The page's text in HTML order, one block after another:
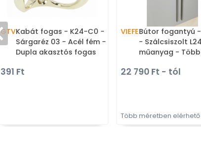
GTVKabát fogas - K24-C0 -
Sárgaréz 03 - Acél fém -
Dupla akasztós fogas
391 Ft
VIEFEBútor fogantyú -
- Szálcsiszolt
műanyag - Több
bútorfogantyú
22 790 Ft - tól
Több méretben elérhető